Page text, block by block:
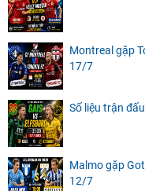
Montreal gặp
17/7
Số liệu trận
Malmo gặp
12/7